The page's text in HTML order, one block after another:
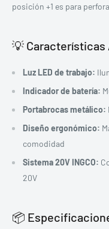
posición +1 es para
💡
Luz LED de trabajo:
Indicador de batería:
Portabrocas metálico:
Diseño ergonómico:
comodidad
Sistema 20V INGCO:
20V
📦